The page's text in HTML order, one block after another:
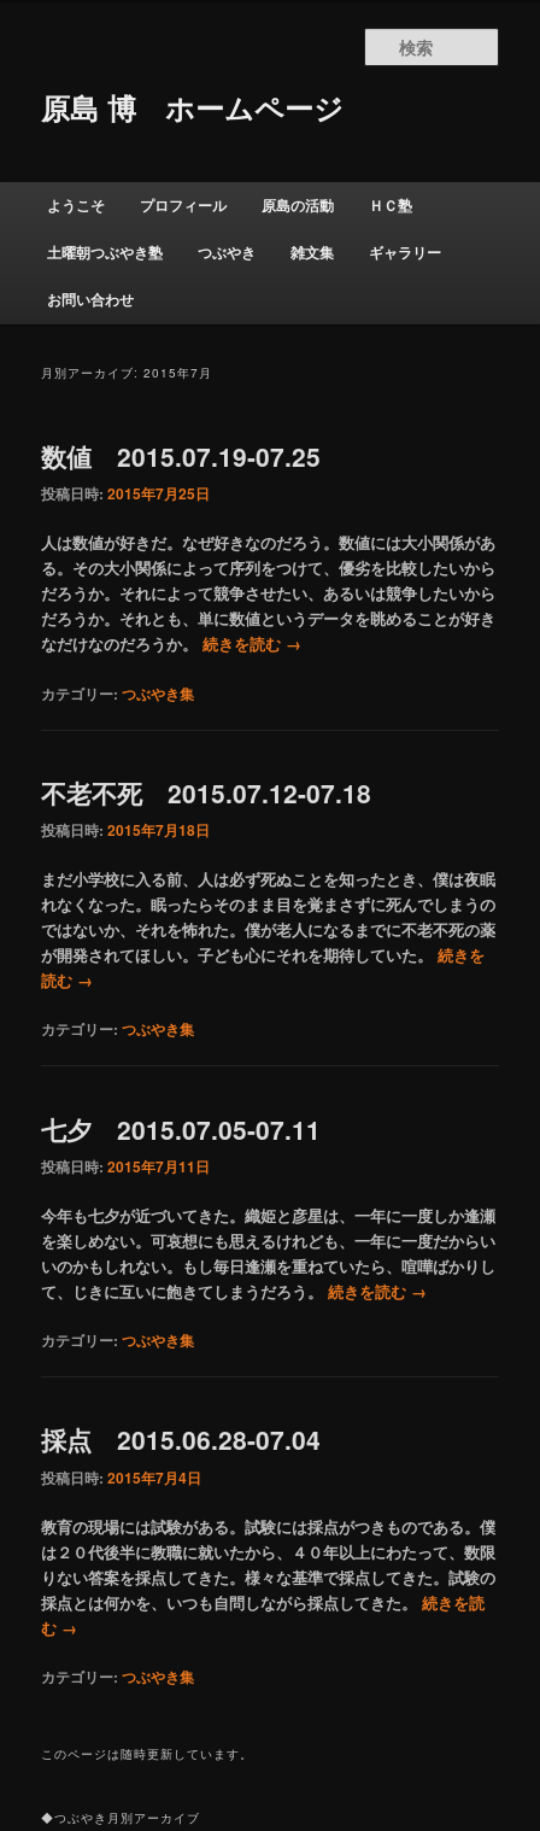
原島 博ホームページ
索
メインメニュー
メインコンテンツへ移動
サブコンテンツへ移動
ようこそ プロフィール 原島の活動 ＨＣ塾
土曜朝つぶやき塾 つぶやき 雑文集 ギャラリー
お問い合わせ
月別アーカイブ:2015年7月
数値 2015.07.19-07.25
投稿日時:2015年7月25日
人は数値が好きだ。なぜ好きなのだろう。数値には大小関係があ
る。その大小関係によって序列をつけて、優劣を比較したいから
だろうか。それによって競争させたい、あるいは競争したいから
だろうか。それとも、単に数値というデータを眺めることが好き
なだけなのだろうか。続きを読む →
カテゴリー: つぶやき集
不老不死 2015.07.12-07.18
投稿日時:2015年7月18日
まだ小学校に入る前、人は必ず死ぬことを知ったとき、僕は夜眠
れなくなった。眠ったらそのまま目を覚まさずに死んでしまうの
ではないか、それを怖れた。僕が老人になるまでに不老不死の薬
が開発されてほしい。子ども心にそれを期待していた。続きを
読む →
カテゴリー: つぶやき集
七夕 2015.07.05-07.11
投稿日時:2015年7月11日
今年も七夕が近づいてきた。織姫と彦星は、一年に一度しか逢瀬
を楽しめない。可哀想にも思えるけれども、一年に一度だからい
いのかもしれない。もし毎日逢瀬を重ねていたら、喧嘩ばかりし
て、じきに互いに飽きてしまうだろう。続きを読む →
カテゴリー: つぶやき集
採点 2015.06.28-07.04
投稿日時:2015年7月4日
教育の現場には試験がある。試験には採点がつきものである。僕
は２０代後半に教職に就いたから、４０年以上にわたって、数限
りない答案を採点してきた。様々な基準で採点してきた。試験の
採点とは何かを、いつも自問しながら採点してきた。続きを読
む →
カテゴリー: つぶやき集
このページは随時更新しています。
◆つぶやき月別アーカイブ